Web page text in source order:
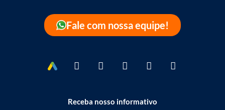
Fale com nossa equipe!
Receba nosso informativo